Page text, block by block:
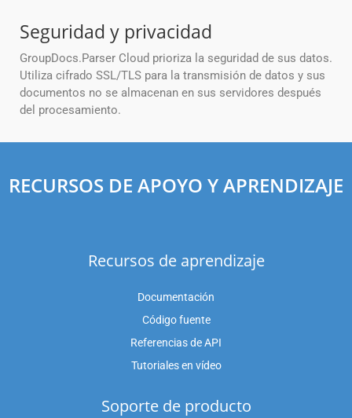
Seguridad y privacidad
GroupDocs.Parser Cloud prioriza la seguridad de sus datos.
Utiliza cifrado SSL/TLS para la transmisión de datos y sus
documentos no se almacenan en sus servidores después
del procesamiento.
RECURSOS DE APOYO Y APRENDIZAJE
Recursos de aprendizaje
Documentación
Código fuente
Referencias de API
Tutoriales en vídeo
Soporte de producto